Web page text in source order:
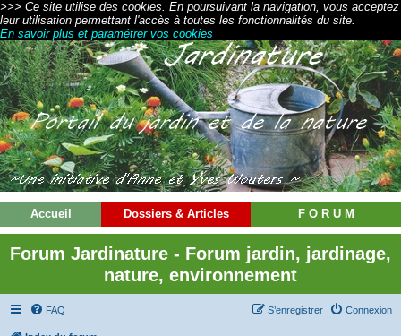
>>> Ce site utilise des cookies. En poursuivant la navigation, vous acceptez
leur utilisation permettant l'accès à toutes les fonctionnalités du site.
En savoir plus et paramétrer vos cookies
Accueil Dossiers & Articles F O R U M
Forum Jardinature - Forum jardin, jardinage,
nature, environnement
FAQ Connexion
S’enregistrer